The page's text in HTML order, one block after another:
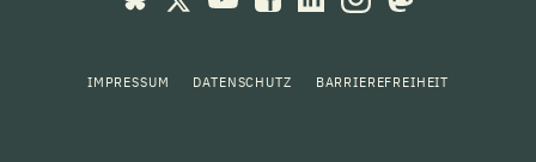
IMPRESSUM DATENSCHUTZ BARRIEREFREIHEIT